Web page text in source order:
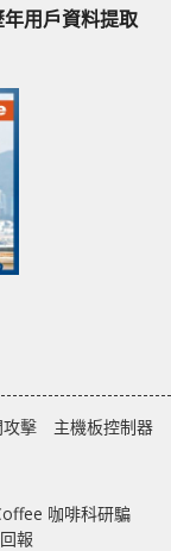
用戶資料提取
攻擊 主機板控制器
咖啡科研騙
報